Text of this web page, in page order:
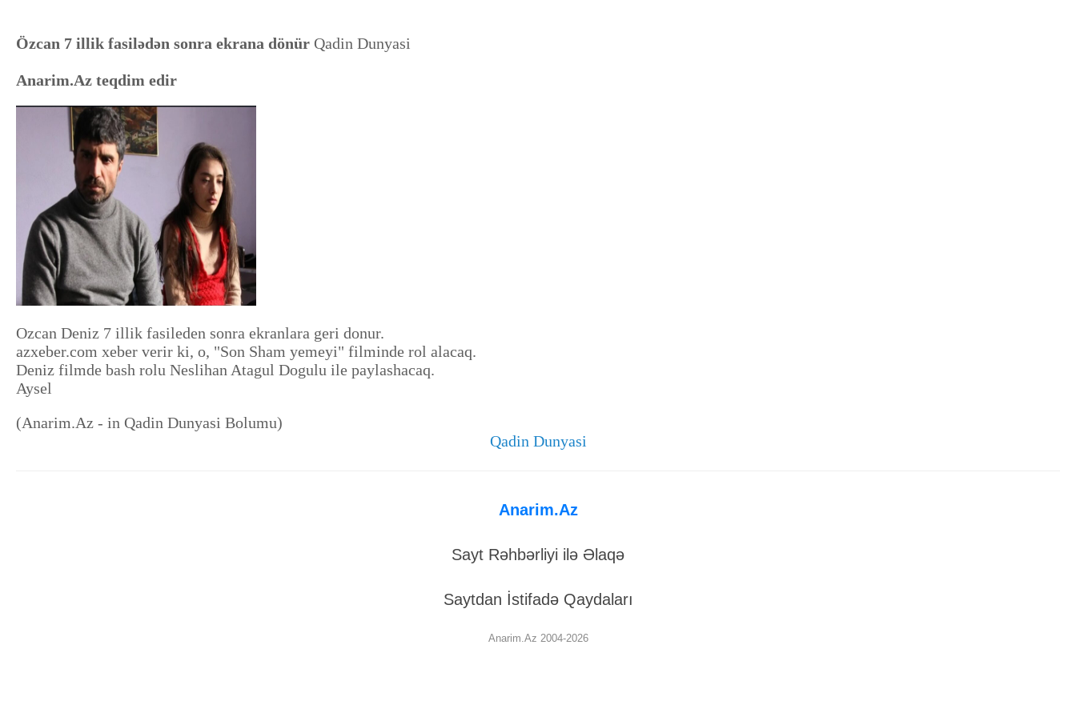
Özcan 7 illik fasilədən sonra ekrana dönür Qadin Dunyasi
Anarim.Az teqdim edir
Ozcan Deniz 7 illik fasileden sonra ekranlara geri donur.
azxeber.com xeber verir ki, o, "Son Sham yemeyi" filminde rol alacaq.
Deniz filmde bash rolu Neslihan Atagul Dogulu ile paylashacaq.
Aysel
(Anarim.Az - in Qadin Dunyasi Bolumu)
Qadin Dunyasi
Anarim.Az
Sayt Rəhbərliyi ilə Əlaqə
Saytdan İstifadə Qaydaları
Anarim.Az 2004-2026